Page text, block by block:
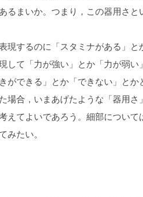
るまいか。つまり，この器用さ
現するのに「スタミナがある」と
して「力が強い」とか「力が弱
ができる」とか「できない」と
場合，いまあげたような「器用さ
えてよいであろう。細部につい
みたい。